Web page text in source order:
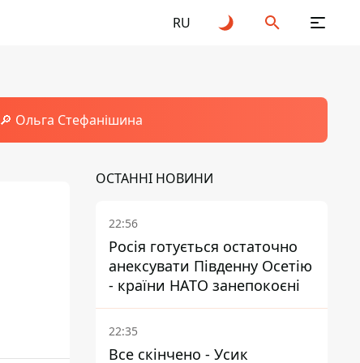
RU
🔎 Ольга Стефанішина
ОСТАННІ НОВИНИ
22:56
Росія готується остаточно
анексувати Південну Осетію
- країни НАТО занепокоєні
22:35
Все скінчено - Усик